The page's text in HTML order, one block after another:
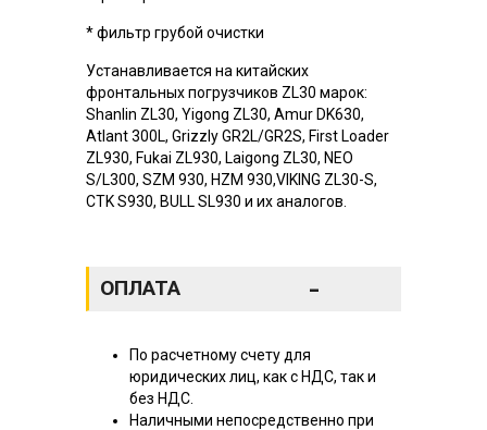
* фильтр грубой очистки
Устанавливается на китайских
фронтальных погрузчиков ZL30 марок:
Shanlin ZL30, Yigong ZL30, Amur DK630,
Atlant 300L, Grizzly GR2L/GR2S, First Loader
ZL930, Fukai ZL930, Laigong ZL30, NEO
S/L300, SZM 930, HZM 930,VIKING ZL30-S,
CTK S930, BULL SL930 и их аналогов.
ОПЛАТА -
По расчетному счету для
юридических лиц, как с НДС, так и
без НДС.
Наличными непосредственно при